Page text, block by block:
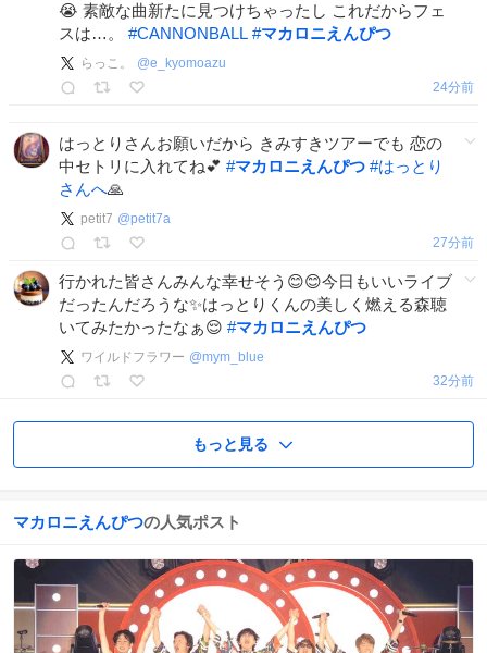
😭 素敵な曲新たに見つけちゃったし これだからフェ
スは…。 #CANNONBALL #マカロニえんぴつ
らっこ。 @e_kyomoazu
24分前
はっとりさんお願いだから きみすきツアーでも 恋の
中セトリに入れてね💕︎ #マカロニえんぴつ #はっとり
さんへ🙏
petit7 @petit7a
27分前
行かれた皆さんみんな幸せそう😊😊今日もいいライブ
だったんだろうな✨はっとりくんの美しく燃える森聴
いてみたかったなぁ😌 #マカロニえんぴつ
ワイルドフラワー @mym_blue
32分前
もっと見る
マカロニえんぴつの人気ポスト